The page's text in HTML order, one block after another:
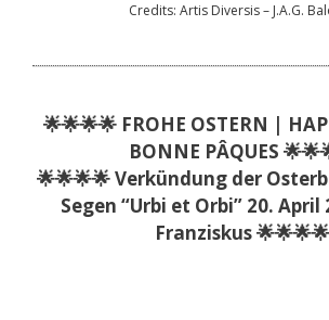
Credits: Artis Diversis – J.A.G.
🌟🌟🌟🌟 FROHE OSTERN |
BONNE PÂQUES
🌟🌟🌟🌟 Verkündung der
Segen “Urbi et Orbi” 20. April
Franziskus 🌟🌟🌟🌟